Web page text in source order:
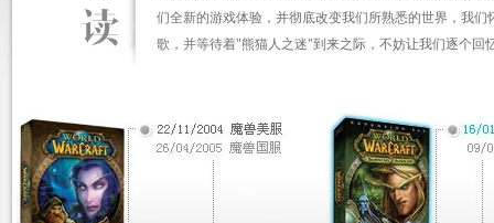
们全新的游戏体验，并彻底改变我们所熟悉的世界，我
歌，并等待着"熊猫人之迷"到来之际，不妨让我们逐个